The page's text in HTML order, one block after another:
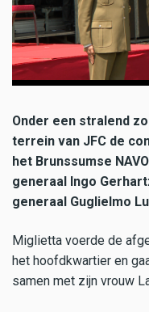
Onder een stralend
terrein van JFC de
het Brunssumse
generaal Ingo
generaal Guglielmo
Miglietta voerde de
het hoofdkwartier en
samen met zijn vrouw